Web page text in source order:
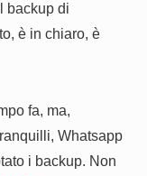
backup di
è in chiaro, è
fa, ma,
Whatsapp
i backup. Non